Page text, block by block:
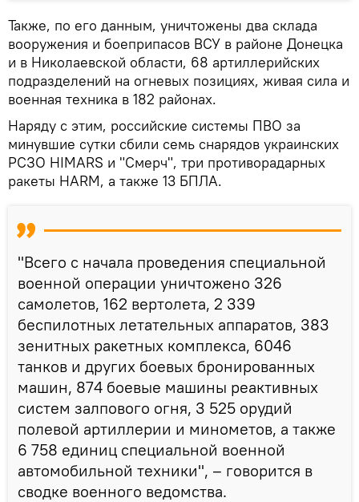
Также, по его данным, уничтожены два склада
вооружения и боеприпасов ВСУ в районе Донецка
и в Николаевской области, 68 артиллерийских
подразделений на огневых позициях, живая сила и
военная техника в 182 районах.
Наряду с этим, российские системы ПВО за
минувшие сутки сбили семь снарядов украинских
РСЗО HIMARS и "Смерч", три противорадарных
ракеты HARM, а также 13 БПЛА.
"Всего с начала проведения специальной
военной операции уничтожено 326
самолетов, 162 вертолета, 2 339
беспилотных летательных аппаратов, 383
зенитных ракетных комплекса, 6046
танков и других боевых бронированных
машин, 874 боевые машины реактивных
систем залпового огня, 3 525 орудий
полевой артиллерии и минометов, а также
6 758 единиц специальной военной
автомобильной техники", – говорится в
сводке военного ведомства.